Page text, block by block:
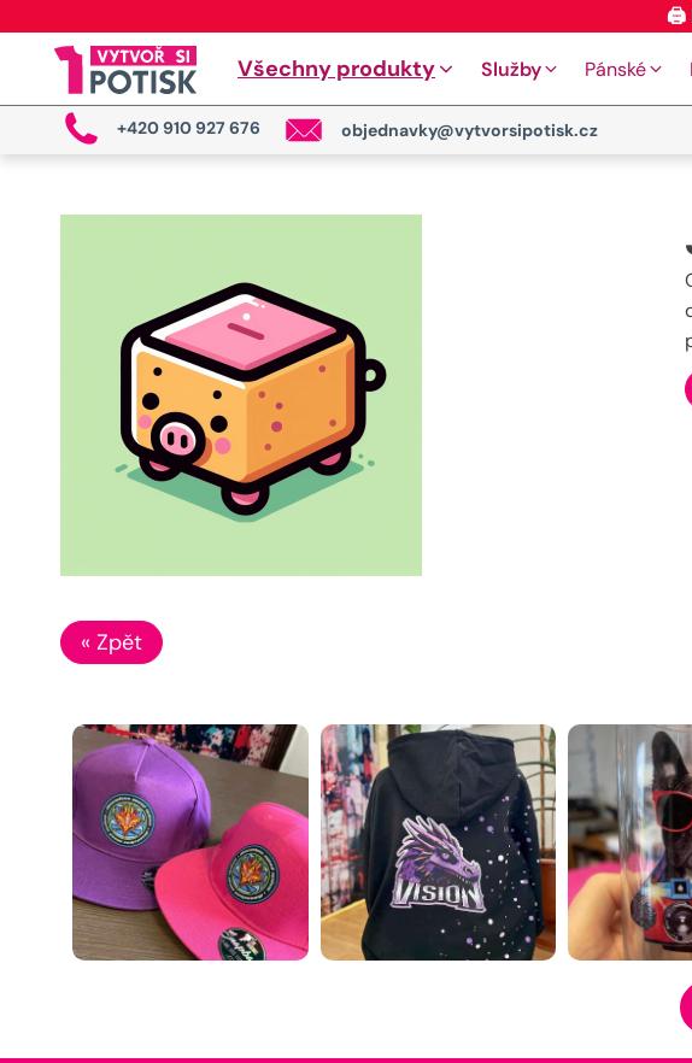
Všechny produkty Služby Pánské
+420 910 927 676 objednavky@vytvorsipotisk.cz
« Zpět